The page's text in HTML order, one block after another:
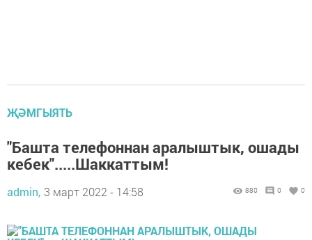
ҖӘМГЫЯТЬ
"Башта телефоннан аралыштык, ошады
кебек".....Шаккаттым!
admin, 3 март 2022 - 14:58 880 0 0